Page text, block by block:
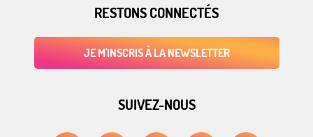
RESTONS CONNECTÉS
JE M'INSCRIS À LA NEWSLETTER
SUIVEZ-NOUS